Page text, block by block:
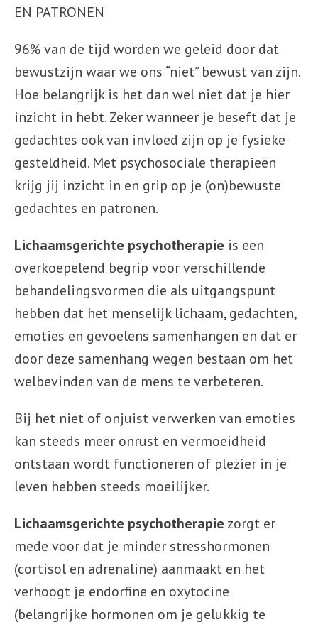
EN PATRONEN
96% van de tijd worden we geleid door dat
bewustzijn waar we ons “niet” bewust van zijn.
Hoe belangrijk is het dan wel niet dat je hier
inzicht in hebt. Zeker wanneer je beseft dat je
gedachtes ook van invloed zijn op je fysieke
gesteldheid. Met psychosociale therapieën
krijg jij inzicht in en grip op je (on)bewuste
gedachtes en patronen.
Lichaamsgerichte psychotherapie is een
overkoepelend begrip voor verschillende
behandelingsvormen die als uitgangspunt
hebben dat het menselijk lichaam, gedachten,
emoties en gevoelens samenhangen en dat er
door deze samenhang wegen bestaan om het
welbevinden van de mens te verbeteren.
Bij het niet of onjuist verwerken van emoties
kan steeds meer onrust en vermoeidheid
ontstaan wordt functioneren of plezier in je
leven hebben steeds moeilijker.
Lichaamsgerichte psychotherapie zorgt er
mede voor dat je minder stresshormonen
(cortisol en adrenaline) aanmaakt en het
verhoogt je endorfine en oxytocine
(belangrijke hormonen om je gelukkig te